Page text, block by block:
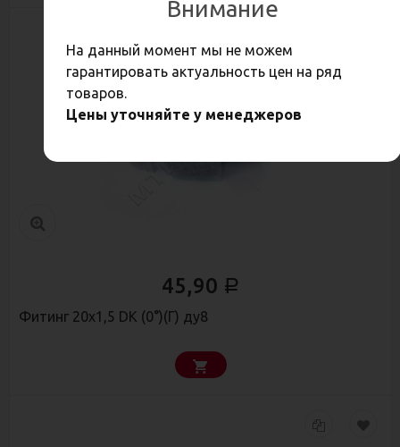
45,90 Р
Фитинг 20х1,5 DK (0°)(Г) ду8
Внимание
На данный момент мы не можем
гарантировать актуальность цен на ряд
товаров.
Цены уточняйте у менеджеров